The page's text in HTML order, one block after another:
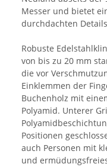
Messer und bietet
durchdachten
Robuste
von bis zu 20 mm
die vor
Einklemmen der
Buchenholz mit
Polyamid. Unterer
Positionen
auch Personen mit
und